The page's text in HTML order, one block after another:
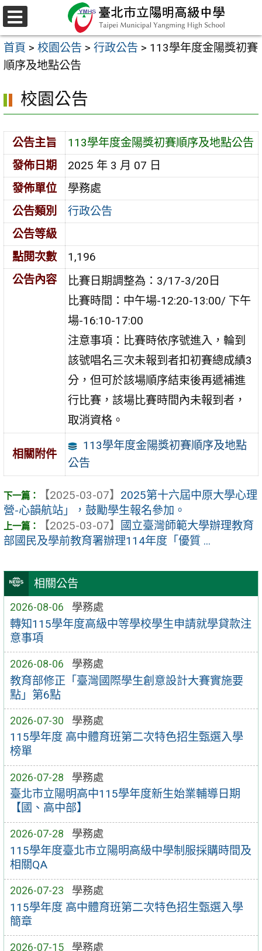
跳
至
主
要
容
區
選
單
首頁 > 校園公告 > 行政公告 > 113學年度金陽獎初賽
順序及地點公告
相關公告
2026-08-06 學務處
轉知115學年度高級中等學校學生申請就學貸款注
意事項
2026-08-06 學務處
教育部修正「臺灣國際學生創意設計大賽實施要
點」第6點
2026-07-30 學務處
115學年度 高中體育班第二次特色招生甄選入學
榜單
2026-07-28 學務處
臺北市立陽明高中115學年度新生始業輔導日期
【國、高中部】
2026-07-28 學務處
115學年度臺北市立陽明高級中學制服採購時間及
相關QA
2026-07-23 學務處
115學年度 高中體育班第二次特色招生甄選入學
簡章
2026-07-15 學務處
校園公告
公告主旨
113學年度金陽獎初賽順序及地點公告
發佈日期
2025 年 3 月 07 日
發佈單位
學務處
公告類別
行政公告
公告等級
點閱次數
1,196
公告內容
比賽日期調整為：3/17-3/20日
比賽時間：中午場-12:20-13:00/ 下午
場-16:10-17:00
注意事項：比賽時依序號進入，輪到
該號唱名三次未報到者扣初賽總成績3
分，但可於該場順序結束後再遞補進
行比賽，該場比賽時間內未報到者，
取消資格。
相關附件
113學年度金陽獎初賽順序及地點
公告
【2025-03-07】 2025第十六屆中原大學心理
營-心韻航站」，鼓勵學生報名參加。
【2025-03-07】
國立臺灣師範大學辦理教育
部國民及學前教育署辦理114年度「優質 ...